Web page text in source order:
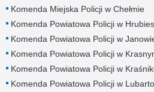
Komenda Miejska Policji w Chełmie
Komenda Powiatowa Policji w
Komenda Powiatowa Policji w
Komenda Powiatowa Policji w
Komenda Powiatowa Policji w
Komenda Powiatowa Policji w